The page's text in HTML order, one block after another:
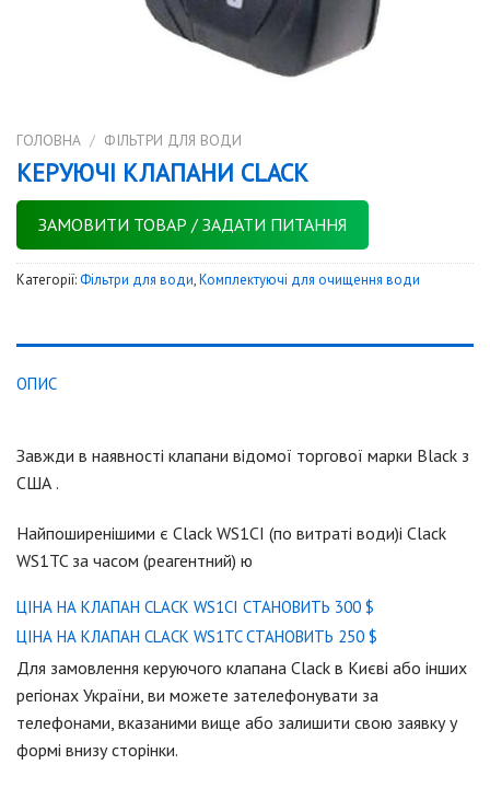
ГОЛОВНА / ФІЛЬТРИ ДЛЯ ВОДИ
КЕРУЮЧІ КЛАПАНИ CLACK
ЗАМОВИТИ ТОВАР / ЗАДАТИ ПИТАННЯ
Категорії: Фільтри для води,Комплектуючі для очищення води
ОПИС
Завжди в наявності клапани відомої торгової марки Black з
США .
Найпоширенішими є Clack WS1CI (по витраті води)і Clack
WS1TC за часом (реагентний) ю
ЦІНА НА КЛАПАН CLACK WS1CI СТАНОВИТЬ 300 $
ЦІНА НА КЛАПАН CLACK WS1TC СТАНОВИТЬ 250 $
Для замовлення керуючого клапана Clack в Києві або інших
регіонах України, ви можете зателефонувати за
телефонами, вказаними вище або залишити свою заявку у
формі внизу сторінки.